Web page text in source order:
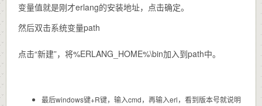
变量值就是刚才erlang的安装地址，点击确定。
然后双击系统变量path
点击“新建”，将%ERLANG_HOME%\bin加入到path中。
最后windows键+R键，输入cmd，再输入erl，看到版本号就说明